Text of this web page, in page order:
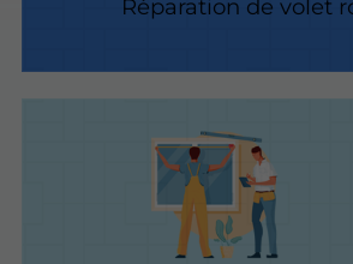
Réparation de volet